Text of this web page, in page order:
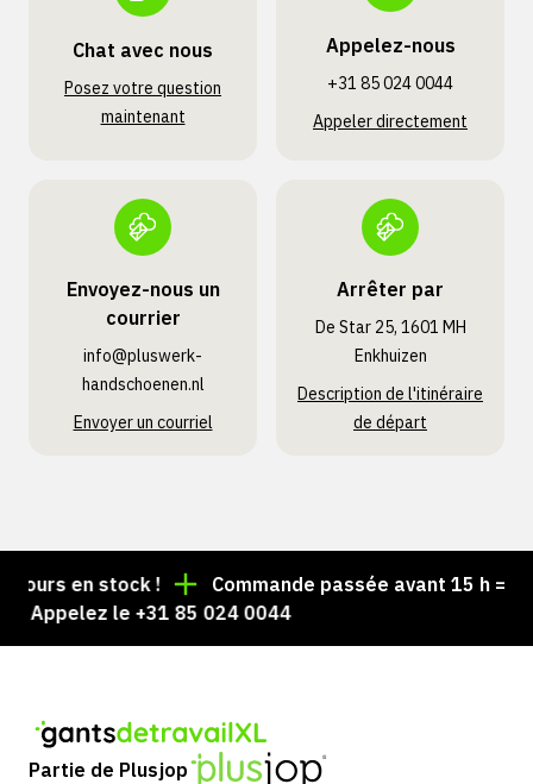
Chat avec nous
Posez votre question
maintenant
Appelez-nous
+31 85 024 0044
Appeler directement
Envoyez-nous un
courrier
info@pluswerk­
handschoenen.nl
Envoyer un courriel
Arrêter par
De Star 25, 1601 MH
Enkhuizen
Description de l'itinéraire
de départ
en stock !
Commande passée avant 15 h =
le +31 85 024 0044
Partie de Plusjop